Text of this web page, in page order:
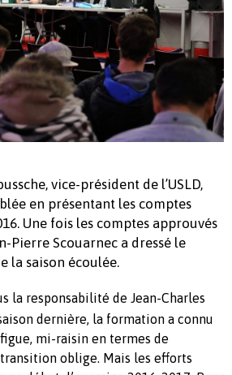
vice-président de l’USLD,
en présentant les comptes
Une fois les comptes approuvés
Pierre Scouarnec a dressé le
la saison écoulée.
la responsabilité de Jean-Charles
dernière, la formation a connu
mi-raisin en termes de
oblige. Mais les efforts